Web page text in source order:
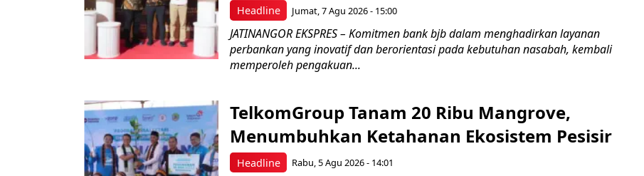
Headline Jumat, 7 Agu 2026 - 15:00
JATINANGOR EKSPRES – Komitmen bank bjb dalam menghadirkan layanan
perbankan yang inovatif dan berorientasi pada kebutuhan nasabah, kembali
memperoleh pengakuan...
Headline
TelkomGroup Tanam 20 Ribu Mangrove,
Menumbuhkan Ketahanan Ekosistem Pesisir
Rabu, 5 Agu 2026 - 14:01